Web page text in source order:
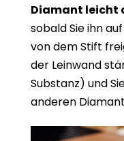
Diamant leicht
sobald Sie ihn
von dem Stift
der Leinwand
Substanz) und
anderen